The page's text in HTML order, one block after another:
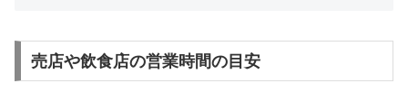
売店や飲食店の営業時間の目安